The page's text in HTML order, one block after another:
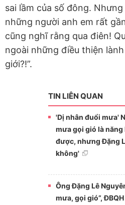
sai lầm của số đông.
những người anh em rất
cũng nghĩ rằng qua điên!
ngoài những điều thiện
giới?!”.
TIN LIÊN QUAN
'Dị nhân đuổi mưa'
mưa gọi gió là
được, nhưng Đặng
không'
Ông Đặng Lê
mưa, gọi gió”,